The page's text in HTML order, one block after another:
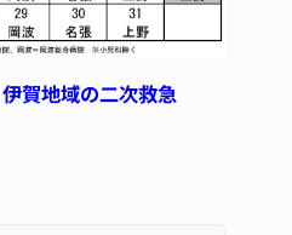
賀地域の二次救急